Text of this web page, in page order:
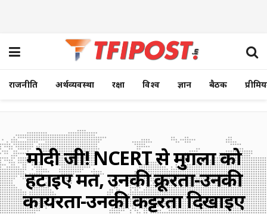
राजनीति अर्थव्यवस्था रक्षा विश्व ज्ञान बैठक
मोदी जी! NCERT से मुगलों को
हटाइए मत, उनकी क्रूरता-उनकी
कायरता-उनकी कट्टरता दिखाइए